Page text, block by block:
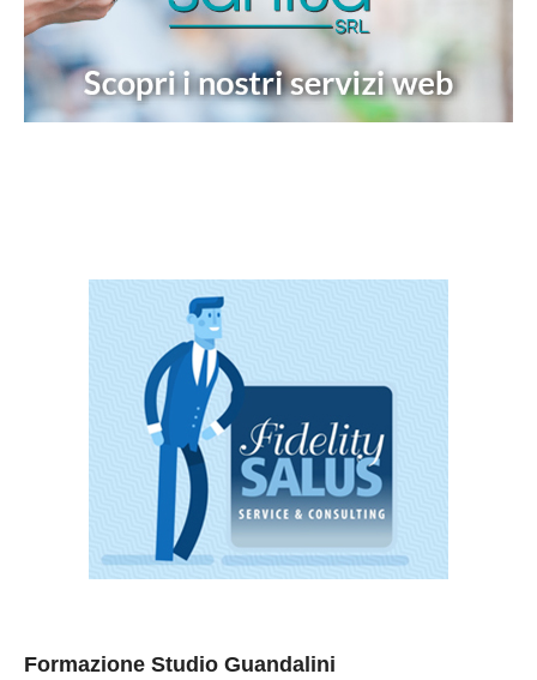
Formazione Studio Guandalini